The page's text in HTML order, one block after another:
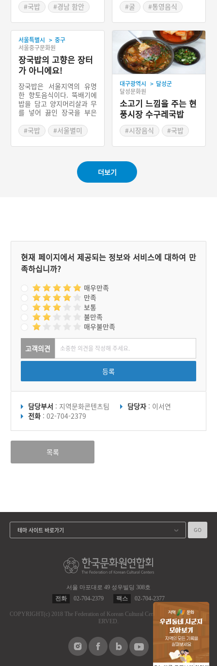
말아내는 경상남도 함안군
의 향토음식이다. 지금은 경
상남도 함안군 함안면 북촌
2길 일대 함안장터 안에 한
우국밥촌이 형성되어 있는
데, 대구식당과 한성식당의
소고기국밥이 유명하다.
#국밥
#경남 함안
#굴
#통영음식
서울특별시 > 중구
서울중구문화원
장국밥의 고향은 장터
가 아니에요!
장국밥은 서울지역의 유명
한 향토음식이다. 뚝배기에
밥을 담고 양지머리살과 무
를 넣어 끓인 장국을 부은
와 산적, 도라지, 고사리, 콩
나물 등을 얹어 먹는 음식이
다. 온반(溫飯), 장탕반 또
#국밥 #서울별미
대구광역시 > 달성군
달성문화원
소고기 느낌을 주는 현
풍시장 수구레국밥
#시장음식
#국밥
더보기
현재 페이지에서 제공되는 정보와 서비스에 대하여 만
족하십니까?
매우만족
만족
보통
불만족
매우불만족
고객의견
등록
담당부서 : 지역문화콘텐츠팀 담당자 : 이서연
전화 : 02-704-2379
목록
서울 마포대로 49 성우빌딩 308호
전화
02-704-2379 팩스 02-704-2377
COPYRIGHT(c) 2018 The Federation of Korean Cultural Centers.
ALL RIGHT RES
ERVED.
테마 사이트 바로가기 GO